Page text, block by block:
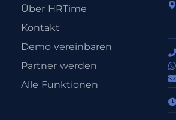
Über HRTime
Kontakt
Demo vereinbaren
Partner werden
Alle Funktionen